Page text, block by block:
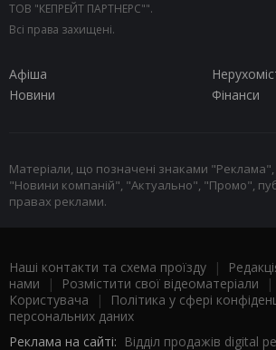
ТОВ "КЕПРЕЙТ ПАРТНЕРС"".
Всі права захищені.
Афіша
Новини
Фінанси
Матеріали, що позначені знаками
"Новини компаній", "Актуально", "Промо",
правах реклами.
Наші контакти та схема проїзду |
нами | Розмістити свої відеоматеріали |
Користувача |
Політика у сфері
персональних даних
Реклама на сайті: Відділ продажів digital